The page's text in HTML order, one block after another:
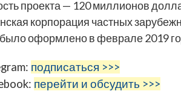
проекта — 120 миллионов
корпорация частных
оформлено в феврале 2019
подписаться >>>
перейти и обсудить >>>